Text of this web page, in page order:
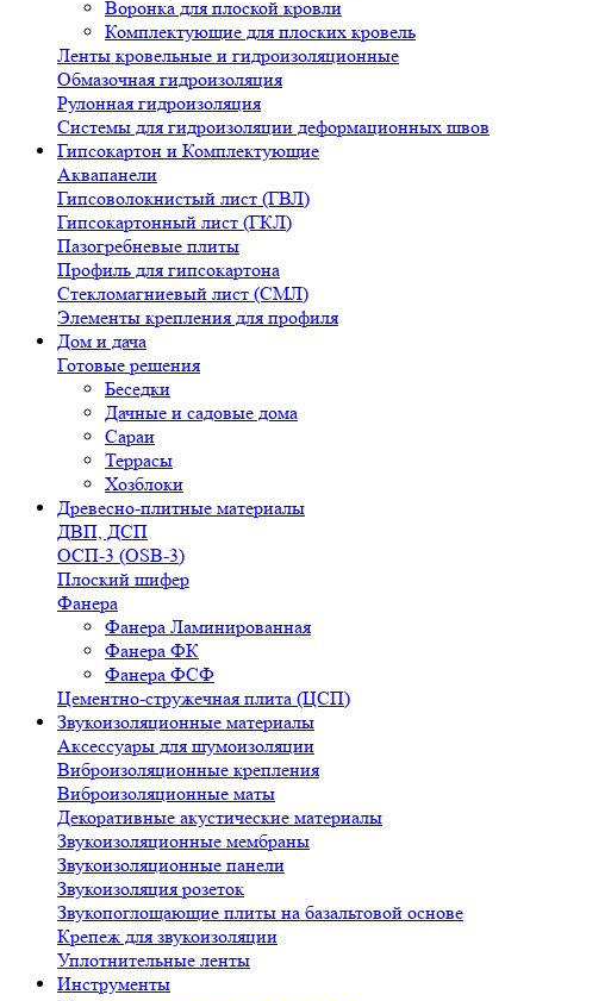
Воронка для плоской кровли
Комплектующие для плоских кровель
Ленты кровельные и гидроизоляционные
Обмазочная гидроизоляция
Рулонная гидроизоляция
Системы для гидроизоляции деформационных швов
Гипсокартон и Комплектующие
Аквапанели
Гипсоволокнистый лист (ГВЛ)
Гипсокартонный лист (ГКЛ)
Пазогребневые плиты
Профиль для гипсокартона
Стекломагниевый лист (СМЛ)
Элементы крепления для профиля
Дом и дача
Готовые решения
Беседки
Дачные и садовые дома
Сараи
Террасы
Хозблоки
Древесно-плитные материалы
ДВП, ДСП
ОСП-3 (OSB-3)
Плоский шифер
Фанера
Фанера Ламинированная
Фанера ФК
Фанера ФСФ
Цементно-стружечная плита (ЦСП)
Звукоизоляционные материалы
Аксессуары для шумоизоляции
Виброизоляционные крепления
Виброизоляционные маты
Декоративные акустические материалы
Звукоизоляционные мембраны
Звукоизоляционные панели
Звукоизоляция розеток
Звукопоглощающие плиты на базальтовой основе
Крепеж для звукоизоляции
Уплотнительные ленты
Инструменты